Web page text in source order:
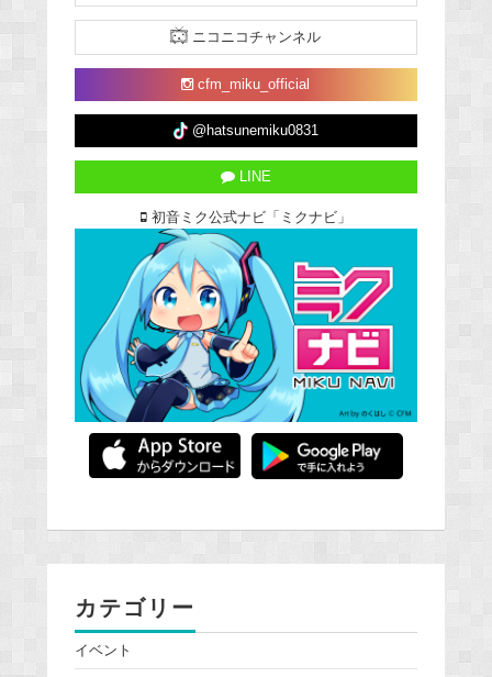
ニコニコチャンネル
cfm_miku_official
@hatsunemiku0831
LINE
初音ミク公式ナビ「ミクナビ」
カテゴリー
イベント